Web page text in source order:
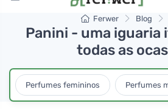
Ferwer Blog
Panini - uma iguaria
todas as
Perfumes femininos Perfumes